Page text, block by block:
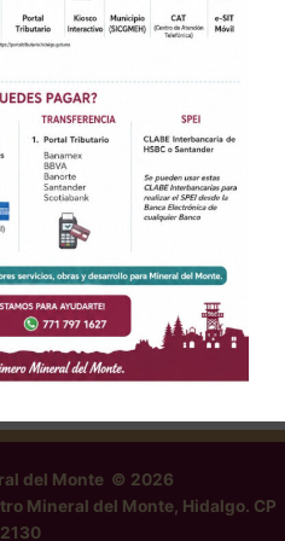
del Monte © 2026
Mineral del Monte, Hidalgo. CP